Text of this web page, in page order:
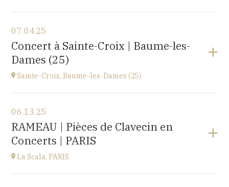
église Saint-Martin,
1 Rue de l'Église, 25960 Deluz
at13H30
07.04.25
Concert à Sainte-Croix | Baume-les-
Dames (25)
Sainte-Croix, Baume-les-Dames (25)
EHPAD du Centre hospitalier Sainte-Croix,
1 avenue du Président Kennedy, 25110 BAUME-LES-
DAMES
06.13.25
RAMEAU | Pièces de Clavecin en
Concerts | PARIS
La Scala, PARIS